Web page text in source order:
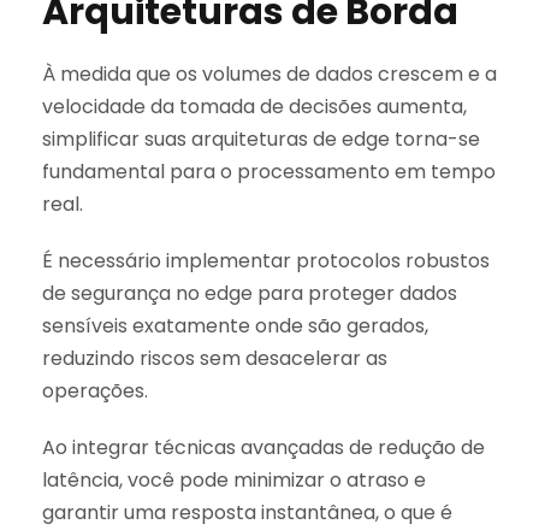
Arquiteturas de Borda
À medida que os volumes de dados crescem e a
velocidade da tomada de decisões aumenta,
simplificar suas arquiteturas de edge torna-se
fundamental para o processamento em tempo
real.
É necessário implementar protocolos robustos
de segurança no edge para proteger dados
sensíveis exatamente onde são gerados,
reduzindo riscos sem desacelerar as
operações.
Ao integrar técnicas avançadas de redução de
latência, você pode minimizar o atraso e
garantir uma resposta instantânea, o que é